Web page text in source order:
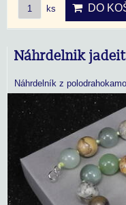
ks DO
Náhrdelnik jadeit
Náhrdelník z